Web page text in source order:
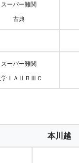
スーパー難関
古典
スーパー難関
学ⅠＡⅡＢⅢＣ
本川越